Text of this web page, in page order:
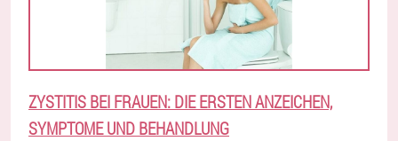
ZYSTITIS BEI FRAUEN: DIE ERSTEN ANZEICHEN,
SYMPTOME UND BEHANDLUNG